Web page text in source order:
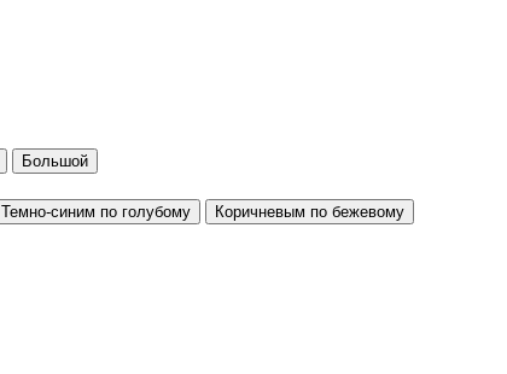
Большой
Темно-синим по голубому Коричневым по бежевому